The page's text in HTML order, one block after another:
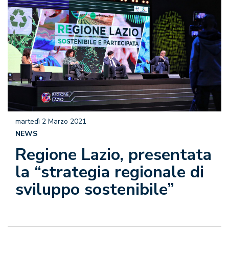
Regione Lazio, presentata
la “strategia regionale di
sviluppo sostenibile”
martedì 2 Marzo 2021
NEWS